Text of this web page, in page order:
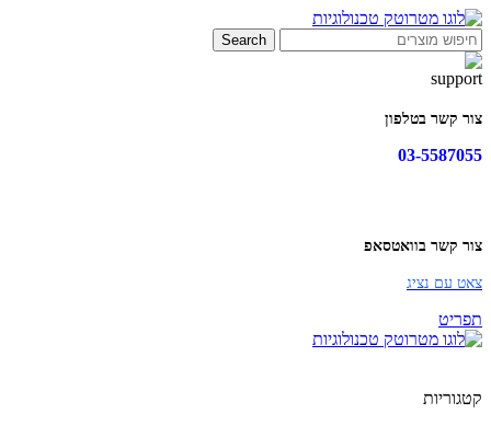
Search
צור קשר בטלפון
03-5587055
צור קשר בוואטסאפ
צאט עם נציג
תפריט
קטגוריות